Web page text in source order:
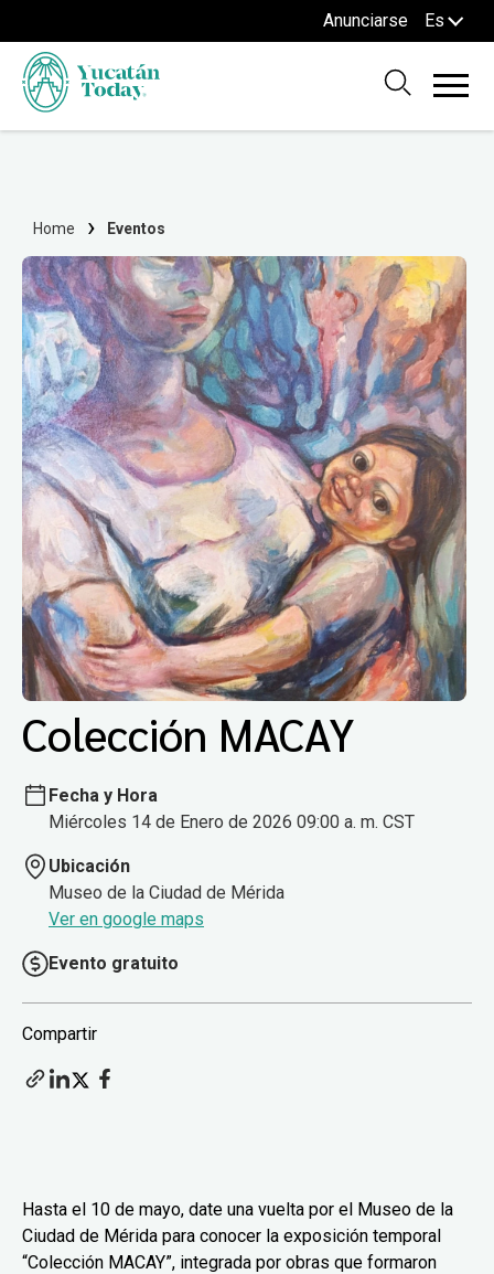
Anunciarse Es
Home Eventos
Colección MACAY
Fecha y Hora
Miércoles 14 de Enero de 2026 09:00 a. m. CST
Ubicación
Museo de la Ciudad de Mérida
Ver en google maps
Evento gratuito
Compartir
Hasta el 10 de mayo, date una vuelta por el Museo de la
Ciudad de Mérida para conocer la exposición temporal
“Colección MACAY”, integrada por obras que formaron